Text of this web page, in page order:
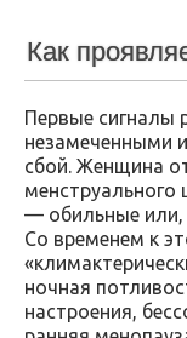
Как
Первые сигналы
незамеченными
сбой. Женщина
менструального
— обильные или,
Со временем к
ночная
настроения,